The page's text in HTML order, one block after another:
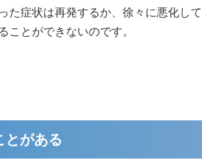
た症状は再発するか、徐々に悪化して
ことができないのです。
とがある